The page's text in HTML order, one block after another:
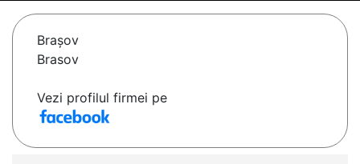
Braşov
Brasov
Vezi profilul firmei pe